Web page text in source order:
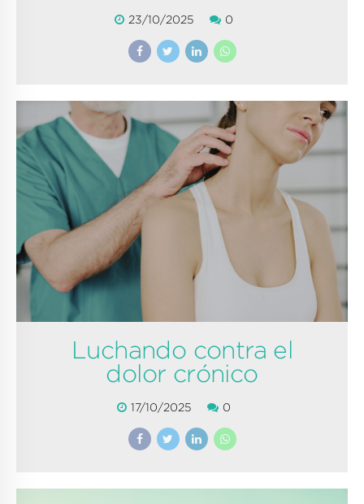
23/10/2025 0
17/10/2025 0
Luchando contra el
dolor crónico